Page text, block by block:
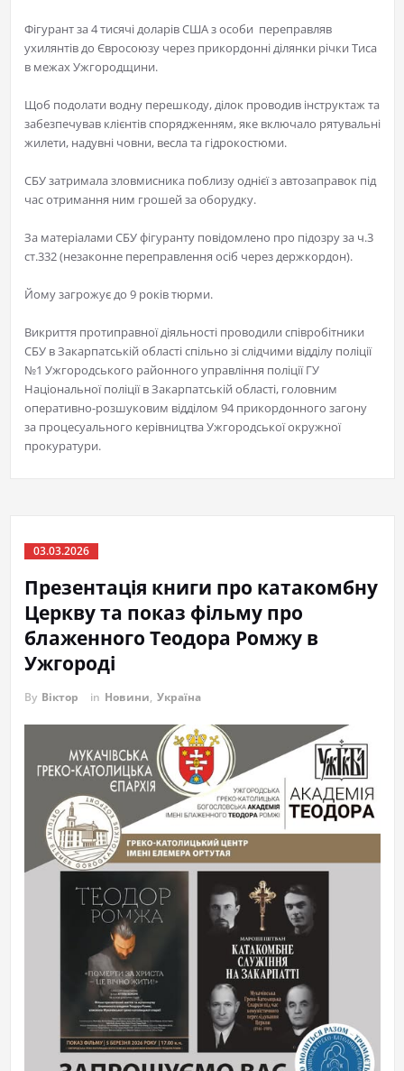
Фігурант за 4 тисячі доларів США з особи переправляв
ухилянтів до Євросоюзу через прикордонні ділянки річки Тиса
в межах Ужгородщини.
Щоб подолати водну перешкоду, ділок проводив інструктаж та
забезпечував клієнтів спорядженням, яке включало рятувальні
жилети, надувні човни, весла та гідрокостюми.
СБУ затрималазловмисникапоблизу однієї з автозаправок під
час отримання ним грошей за оборудку.
За матеріалами СБУфігурантуповідомлено про підозру за ч.3
ст.332 (незаконне переправлення осіб через держкордон).
Йому загрожує до 9 років тюрми.
Викриття протиправної діяльності проводили співробітники
СБУ в Закарпатській області спільно зі слідчими відділу поліції
№1 Ужгородського районного управління поліції ГУ
Національної поліції в Закарпатській області, головним
оперативно-розшуковим відділом 94 прикордонного загону
за процесуального керівництва Ужгородської окружної
прокуратури.
03.03.2026
Презентація книги про катакомбну
Церкву та показ фільму про
блаженного Теодора Ромжу в
Ужгороді
By Віктор in Новини, Україна